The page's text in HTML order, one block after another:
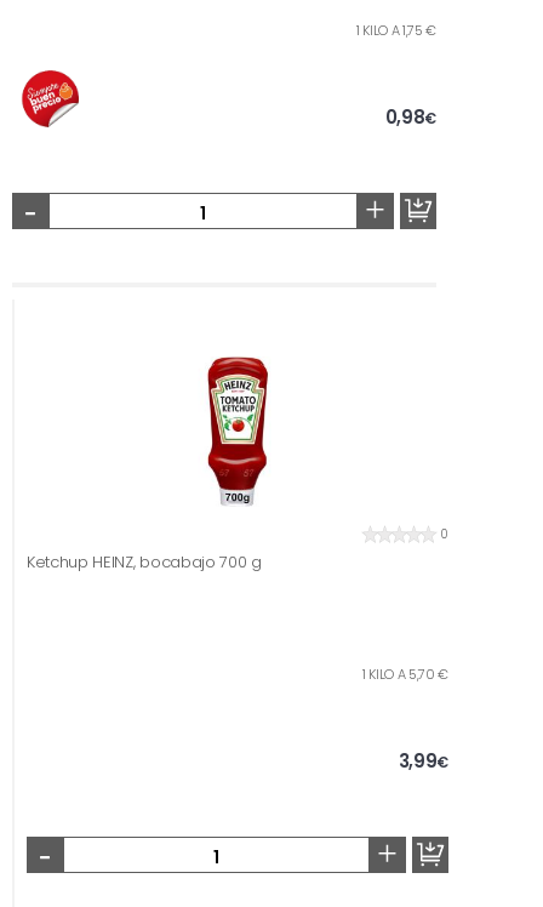
1 KILO A 1,75 €
0,98€
- +
0
Ketchup HEINZ, bocabajo 700 g
1 KILO A 5,70 €
3,99€
- +